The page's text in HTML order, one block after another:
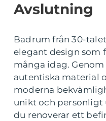
Avslutning
Badrum från 30-
elegant design som
många idag.
autentiska material
moderna
unikt och personligt
du renoverar ett